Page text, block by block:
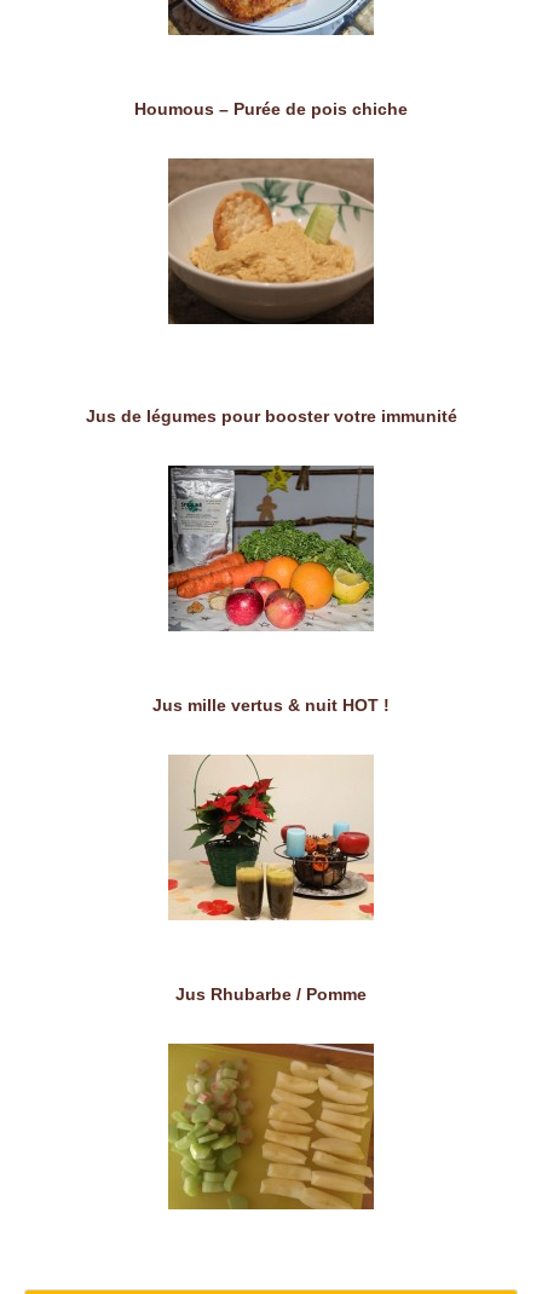
Houmous – Purée de pois chiche
Jus de légumes pour booster votre immunité
Jus mille vertus & nuit HOT !
Jus Rhubarbe / Pomme